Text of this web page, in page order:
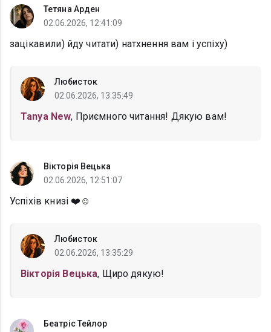
Тетяна Арден
02.06.2026, 12:41:09
зацікавили) йду читати) натхнення вам і успіху)
Любисток
02.06.2026, 13:35:49
Tanya New, Приємного читання! Дякую вам!
Вікторія Вецька
02.06.2026, 12:51:07
Успіхів книзі ❤️☺️
Любисток
02.06.2026, 13:35:29
Вікторія Вецька, Щиро дякую!
Беатріс Тейлор